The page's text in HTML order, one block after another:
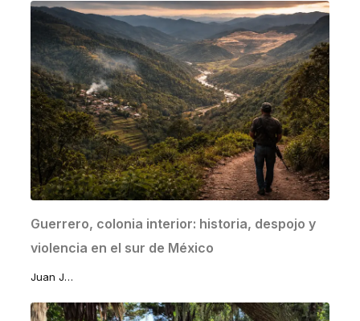
Guerrero, colonia interior: historia, despojo y
violencia en el sur de México
Juan José Lomelí Sánchez